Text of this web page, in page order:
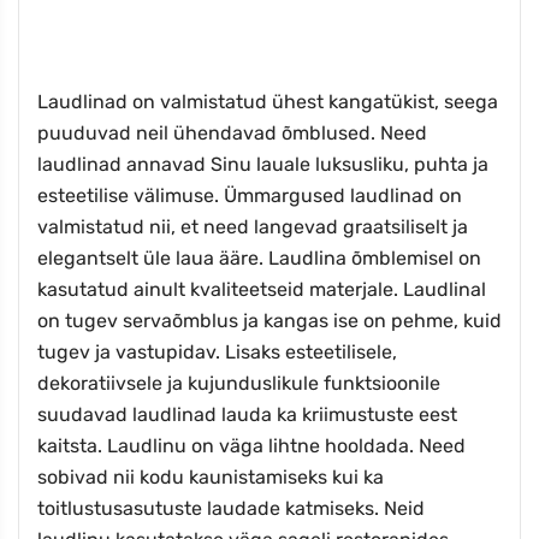
Laudlinad on valmistatud ühest kangatükist, seega
puuduvad neil ühendavad õmblused. Need
laudlinad annavad Sinu lauale luksusliku, puhta ja
esteetilise välimuse. Ümmargused laudlinad on
valmistatud nii, et need langevad graatsiliselt ja
elegantselt üle laua ääre. Laudlina õmblemisel on
kasutatud ainult kvaliteetseid materjale. Laudlinal
on tugev servaõmblus ja kangas ise on pehme, kuid
tugev ja vastupidav. Lisaks esteetilisele,
dekoratiivsele ja kujunduslikule funktsioonile
suudavad laudlinad lauda ka kriimustuste eest
kaitsta. Laudlinu on väga lihtne hooldada. Need
sobivad nii kodu kaunistamiseks kui ka
toitlustusasutuste laudade katmiseks. Neid